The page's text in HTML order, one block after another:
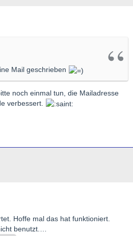
Mail geschrieben
noch einmal tun, die Mailadresse
verbessert.
Hoffe mal das hat funktioniert.
benutzt.…